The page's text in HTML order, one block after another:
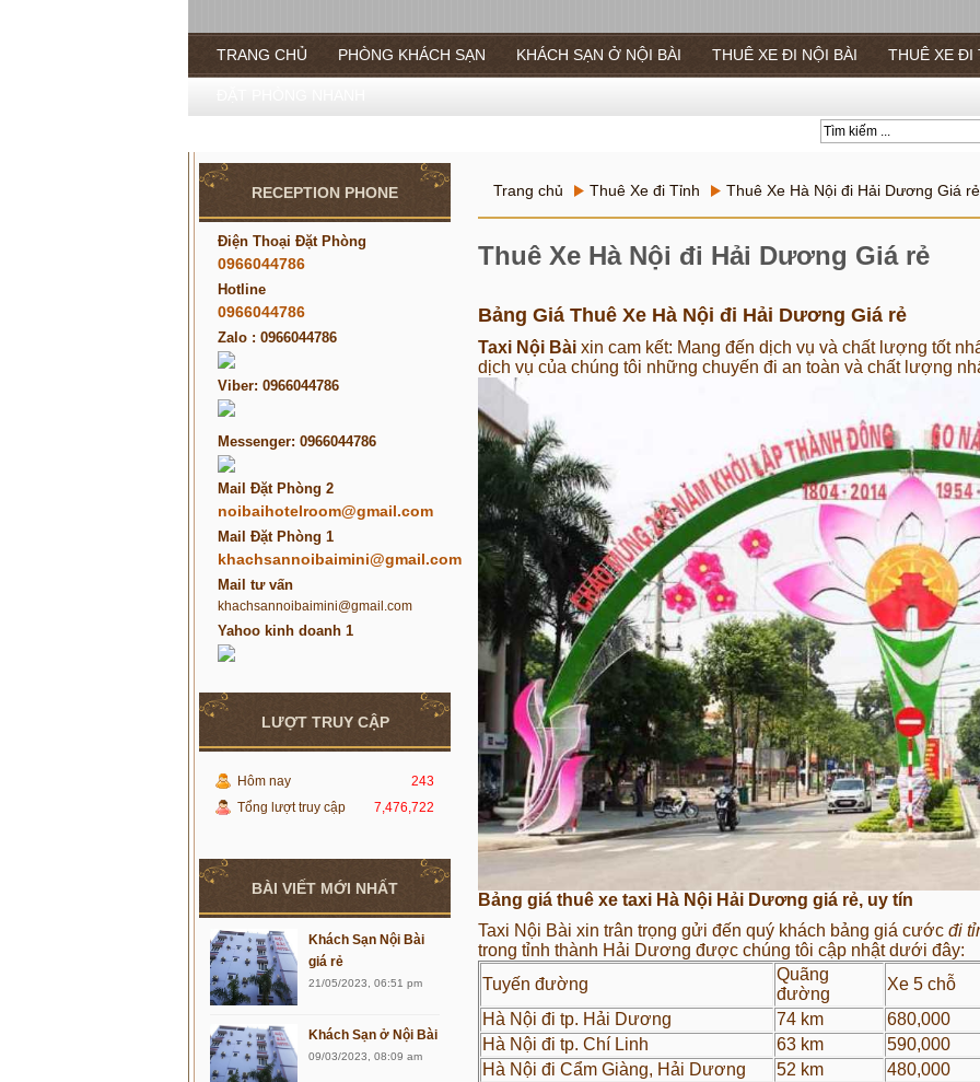
TRANG CHỦ PHÒNG KHÁCH SẠN KHÁCH SẠN Ở NỘI BÀI THUÊ XE ĐI NỘI BÀI THUÊ XE ĐI
RECEPTION PHONE
Điện Thoại Đặt Phòng
0966044786
Hotline
0966044786
Zalo : 0966044786
Viber: 0966044786
Messenger: 0966044786
Mail Đặt Phòng 2
noibaihotelroom@gmail.com
Mail Đặt Phòng 1
khachsannoibaimini@gmail.com
Mail tư vấn
khachsannoibaimini@gmail.com
Yahoo kinh doanh 1
LƯỢT TRUY CẬP
Hôm nay
243
Tổng lượt truy cập
7,476,722
BÀI VIẾT MỚI NHẤT
Khách Sạn Nội Bài
giá rẻ
21/05/2023, 06:51 pm
Khách Sạn ở Nội Bài
09/03/2023, 08:09 am
Trang chủ Thuê Xe đi Tỉnh Thuê Xe Hà Nội đi Hải Dương Giá rẻ
Thuê Xe Hà Nội đi Hải Dương Giá rẻ
Bảng Giá Thuê Xe Hà Nội đi Hải Dương Giá rẻ
Taxi Nội Bài xin cam kết: Mang đến dịch vụ và chất lượng tốt
dịch vụ của chúng tôi những chuyến đi an toàn và chất lượng
Bảng giá thuê xe taxi Hà Nội Hải Dương giá rẻ, uy tín
Taxi Nội Bài xin trân trọng gửi đến quý khách bảng giá cước đi
trong tỉnh thành Hải Dương được chúng tôi cập nhật dưới đây:
Tuyến đường
Quãng
đường
Xe 5 chỗ
Hà Nội đi tp. Hải Dương
74 km
680,000
Hà Nội đi tp. Chí Linh
63 km
590,000
Hà Nội đi Cẩm Giàng, Hải Dương
52 km
480,000